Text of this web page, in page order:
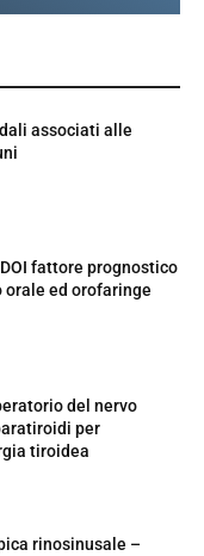
associati alle
fattore prognostico
orale ed orofaringe
del nervo
per
tiroidea
rinosinusale –